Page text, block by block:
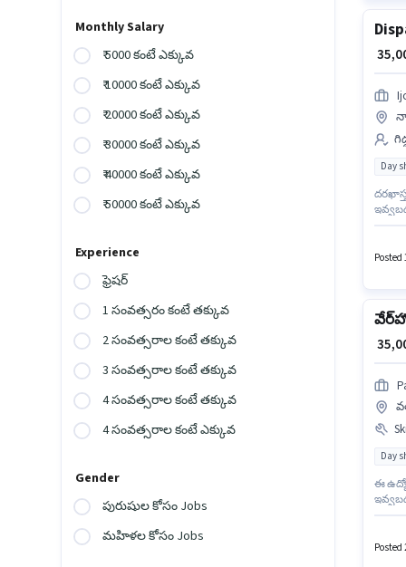
Monthly Salary
₹ 5000 కంటే ఎక్కువ
₹ 10000 కంటే ఎక్కువ
₹ 20000 కంటే ఎక్కువ
₹ 30000 కంటే ఎక్కువ
₹ 40000 కంటే ఎక్కువ
₹ 50000 కంటే ఎక్కువ
Experience
ఫ్రెషర్
1 సంవత్సరం కంటే తక్కువ
2 సంవత్సరాల కంటే తక్కువ
3 సంవత్సరాల కంటే తక్కువ
4 సంవత్సరాల కంటే తక్కువ
4 సంవత్సరాల కంటే ఎక్కువ
Gender
పురుషుల కోసం Jobs
మహిళల కోసం Jobs
₹
Day
Posted
₹
Day
ఈ
వారానికి
Posted